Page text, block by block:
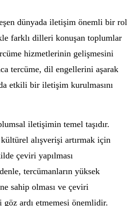
dünyada iletişim önemli bir rol
farklı dilleri konuşan toplumlar
hizmetlerinin gelişmesini
tercüme, dil engellerini aşarak
etkili bir iletişim kurulmasını
iletişimin temel taşıdır.
alışverişi artırmak için
çeviri yapılması
tercümanların yüksek
sahip olması ve çeviri
ardı etmemesi önemlidir.